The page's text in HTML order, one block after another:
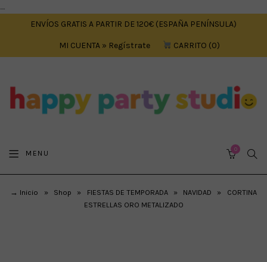
....
ENVÍOS GRATIS A PARTIR DE 120€ (ESPAÑA PENÍNSULA)
MI CUENTA » Regístrate CARRITO 0
MENU 0
→ Inicio » Shop » FIESTAS DE TEMPORADA » NAVIDAD »
CORTINA
ESTRELLAS ORO METALIZADO